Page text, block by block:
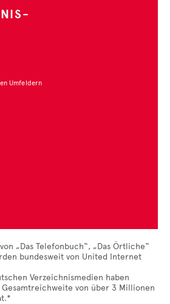
Umfeldern
„Das Telefonbuch“, „Das Örtliche“
bundesweit von United Internet
Verzeichnismedien haben
von über 3 Millionen